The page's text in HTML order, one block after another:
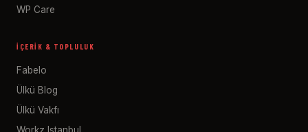
WP Care
İÇERIK & TOPLULUK
Fabelo
Ülkü Blog
Ülkü Vakfı